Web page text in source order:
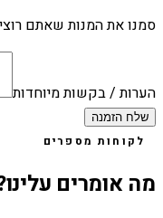
סמנו את המנות שאתם
הערות / בקשות מיוחדות
שלח הזמנה
לקוחות מספרים
מה אומרים